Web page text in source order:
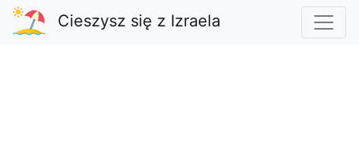
Cieszysz się z Izraela